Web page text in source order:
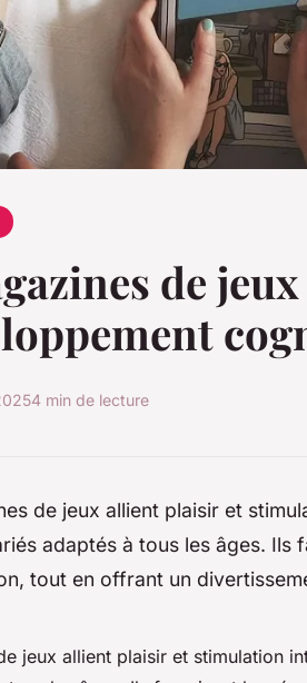
de
4 min de lecture
de jeux allient plaisir et
adaptés à tous les âges. Ils
tout en offrant un
jeux allient plaisir et stimulation